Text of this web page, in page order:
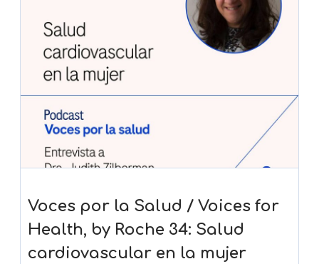
Voces por la Salud / Voices for
Health, by Roche 34: Salud
cardiovascular en la mujer